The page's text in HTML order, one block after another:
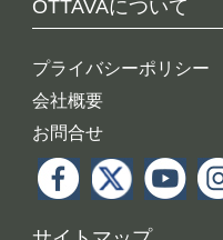
OTTAVAについて
プライバシーポリシー
会社概要
お問合せ